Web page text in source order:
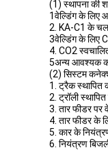
(1) स्थापना की
1वेल्डिंग के लिए
2. KA-C1 के
3वेल्डिंग के लिए
4. CO2
5अन्य आवश्यक
(2) सिस्टम
1. ट्रैक स्थापित
2. ट्रॉली
3. तार फीडर
4. तार फीडर के
5. कार के
6. नियंत्रण